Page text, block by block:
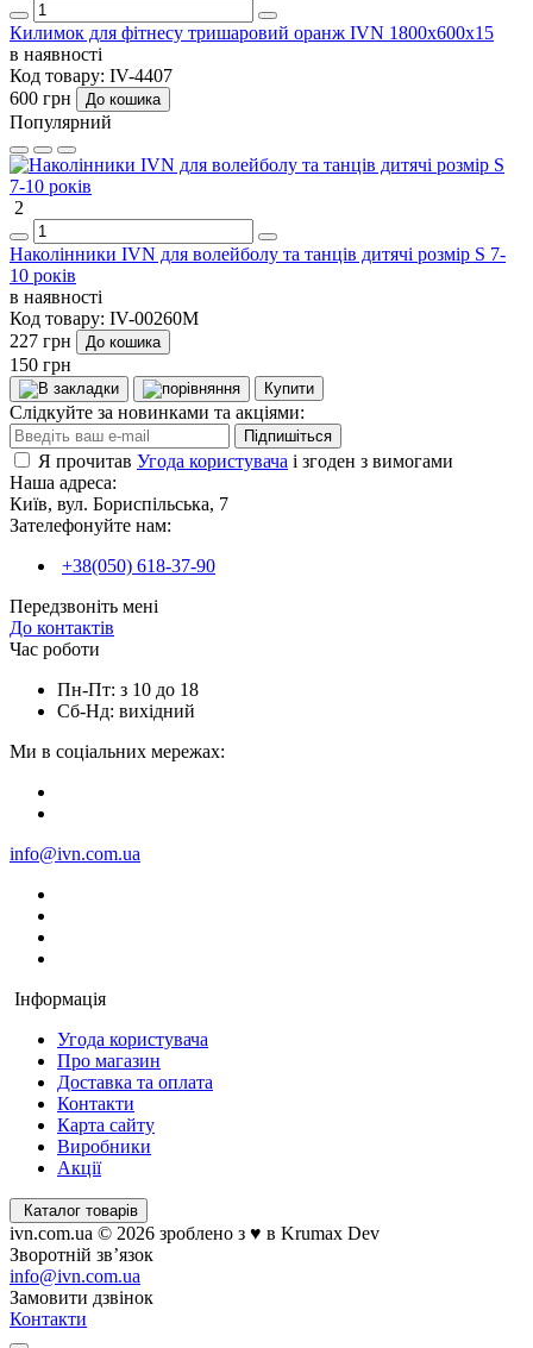
Килимок для фітнесу тришаровий оранж IVN 1800х600х15
в наявності
Код товару: IV-4407
600 грн
До кошика
Популярний
2
Наколінники IVN для волейболу та танців дитячі розмір S 7-
10 років
в наявності
Код товару: IV-00260M
227 грн
До кошика
150 грн
Купити
Слідкуйте за новинками та акціями:
Підпишіться
Я прочитав Угода користувача і згоден з вимогами
Наша адреса:
Київ, вул. Бориспільська, 7
Зателефонуйте нам:
+38(050) 618-37-90
Передзвоніть мені
До контактів
Час роботи
Пн-Пт: з 10 до 18
Сб-Нд: вихідний
Ми в соціальних мережах:
info@ivn.com.ua
Інформація
Угода користувача
Про магазин
Доставка та оплата
Контакти
Карта сайту
Виробники
Акції
Каталог товарів
ivn.com.ua © 2026 зроблено з ♥ в Krumax Dev
Зворотній зв’язок
info@ivn.com.ua
Замовити дзвінок
Контакти